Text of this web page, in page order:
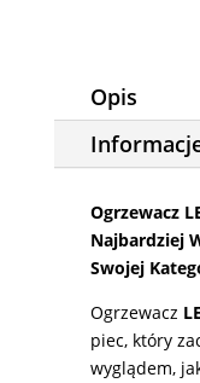
Opis
Ogrzewacz
Najbardziej
Swojej
Ogrzewacz
piec, który
wyglądem,